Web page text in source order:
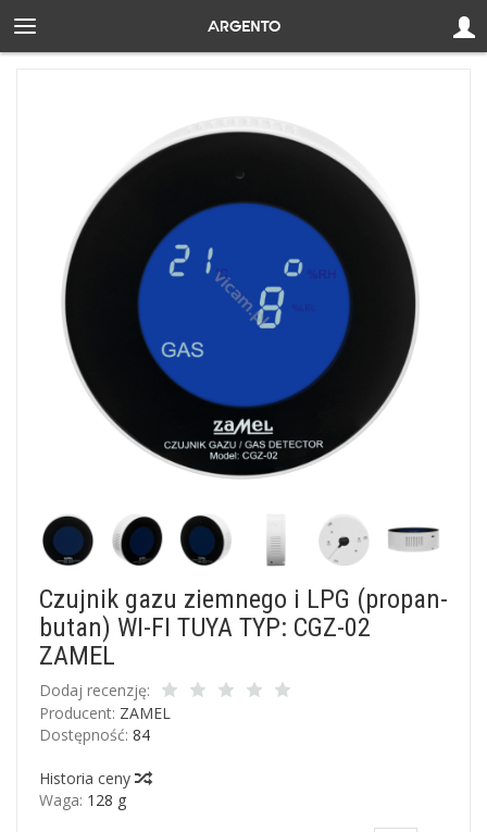
Czujnik gazu ziemnego i LPG (propan-
butan) WI-FI TUYA TYP: CGZ-02
ZAMEL
Dodaj recenzję:
Producent: ZAMEL
Dostępność: 84
Historia ceny
Waga: 128 g